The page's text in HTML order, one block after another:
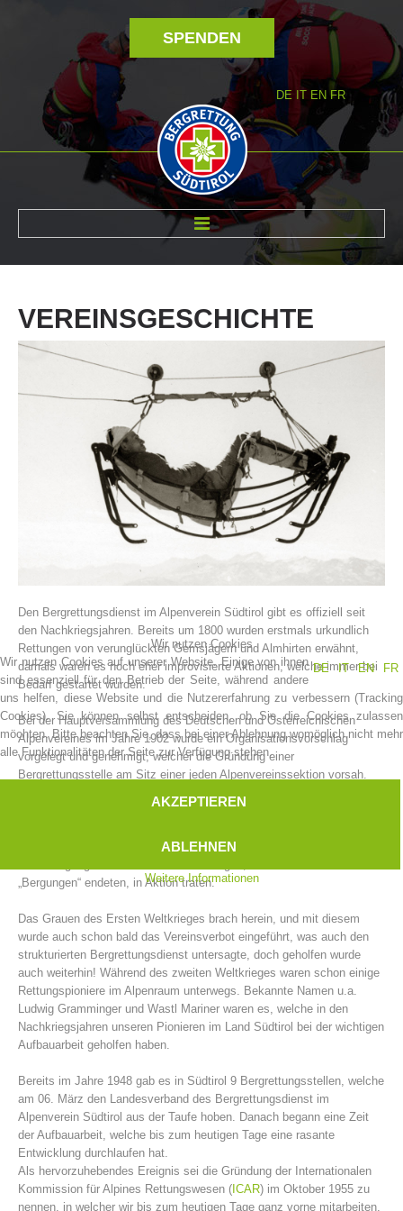
SPENDEN
DE IT EN FR
Vereinsgeschichte
Bergrettungsstellen
VEREINSGESCHICHTE
Den Bergrettungsdienst im Alpenverein Südtirol gibt es offiziell seit
den Nachkriegsjahren. Bereits um 1800 wurden erstmals urkundlich
Rettungen von verunglückten Gemsjägern und Almhirten erwähnt,
damals waren es noch eher improvisierte Aktionen, welche immer bei
Bedarf gestartet wurden.
Bei der Hauptversammlung des Deutschen und Österreichischen
Alpenvereines im Jahre 1902 wurde ein Organisationsvorschlag
vorgelegt und genehmigt, welcher die Gründung einer
Bergrettungsstelle am Sitz einer jeden Alpenvereinssektion vorsah.
So waren in den Jahren von 1902 bis 1914 in Südtirol nicht weniger
grünen Kreuz im Edelweiß“ waren es, welche damals mit den wenigen
„Bergungen“ endeten, in Aktion traten.
Das Grauen des Ersten Weltkrieges brach herein, und mit diesem
wurde auch schon bald das Vereinsverbot eingeführt, was auch den
strukturierten Bergrettungsdienst untersagte, doch geholfen wurde
auch weiterhin! Während des zweiten Weltkrieges waren schon einige
Rettungspioniere im Alpenraum unterwegs. Bekannte Namen u.a.
Ludwig Gramminger und Wastl Mariner waren es, welche in den
Nachkriegsjahren unseren Pionieren im Land Südtirol bei der wichtigen
Aufbauarbeit geholfen haben.
Bereits im Jahre 1948 gab es in Südtirol 9 Bergrettungsstellen, welche
am 06. März den Landesverband des Bergrettungsdienst im
Alpenverein Südtirol aus der Taufe hoben. Danach begann eine Zeit
der Aufbauarbeit, welche bis zum heutigen Tage eine rasante
Entwicklung durchlaufen hat.
Als hervorzuhebendes Ereignis sei die Gründung der Internationalen
Kommission für Alpines Rettungswesen (ICAR) im Oktober 1955 zu
nennen, in welcher wir bis zum heutigen Tage ganz vorne mitarbeiten.
Wir nutzen Cookies
DE
IT EN FR
Wir nutzen Cookies auf unserer Website. Einige von ihnen
sind essenziell für den Betrieb der Seite, während andere
uns helfen, diese Website und die Nutzererfahrung zu verbessern (Tracking
Cookies). Sie können selbst entscheiden, ob Sie die Cookies zulassen
möchten. Bitte beachten Sie, dass bei einer Ablehnung womöglich nicht mehr
alle Funktionalitäten der Seite zur Verfügung stehen.
AKZEPTIEREN
ABLEHNEN
Weitere Informationen